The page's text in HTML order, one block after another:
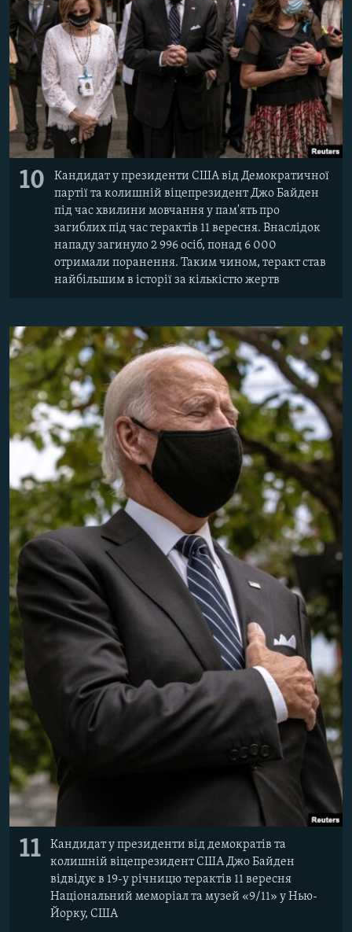
10
Кандидат у президенти США від Демократичної
партії та колишній віцепрезидент Джо Байден
під час хвилини мовчання у пам'ять про
загиблих під час терактів 11 вересня. Внаслідок
нападу загинуло 2 996 осіб, понад 6 000
отримали поранення. Таким чином, теракт став
найбільшим в історії за кількістю жертв
11
Кандидат у президенти від демократів та
колишній віцепрезидент США Джо Байден
відвідує в 19-у річницю терактів 11 вересня
Національний меморіал та музей «9/11» у Нью-
Йорку, США